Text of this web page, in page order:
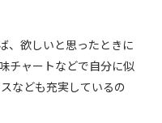
、欲しいと思ったときに
チャートなどで自分に似
なども充実しているの